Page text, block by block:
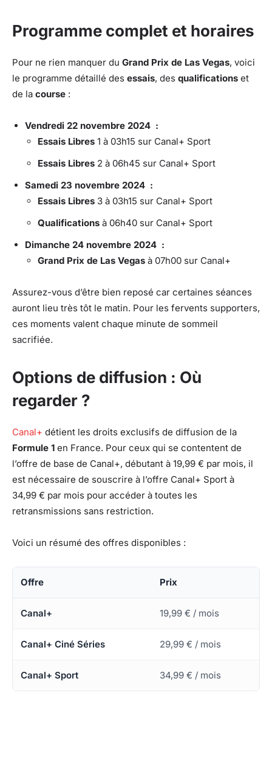
Programme complet et horaires
Pour ne rien manquer du Grand Prix de Las Vegas, voici
le programme détaillé des essais, des qualifications et
de la course :
Vendredi 22 novembre 2024 :
Essais Libres 1 à 03h15 sur Canal+ Sport
Essais Libres 2 à 06h45 sur Canal+ Sport
Samedi 23 novembre 2024 :
Essais Libres 3 à 03h15 sur Canal+ Sport
Qualifications à 06h40 sur Canal+ Sport
Dimanche 24 novembre 2024 :
Grand Prix de Las Vegas à 07h00 sur Canal+
Assurez-vous d’être bien reposé car certaines séances
auront lieu très tôt le matin. Pour les fervents supporters,
ces moments valent chaque minute de sommeil
sacrifiée.
Options de diffusion : Où
regarder ?
Canal+ détient les droits exclusifs de diffusion de la
Formule 1 en France. Pour ceux qui se contentent de
l’offre de base de Canal+, débutant à 19,99 € par mois, il
est nécessaire de souscrire à l’offre Canal+ Sport à
34,99 € par mois pour accéder à toutes les
retransmissions sans restriction.
Voici un résumé des offres disponibles :
Offre Prix
Canal+ 19,99 € / mois
Canal+ Ciné Séries 29,99 € / mois
Canal+ Sport 34,99 € / mois